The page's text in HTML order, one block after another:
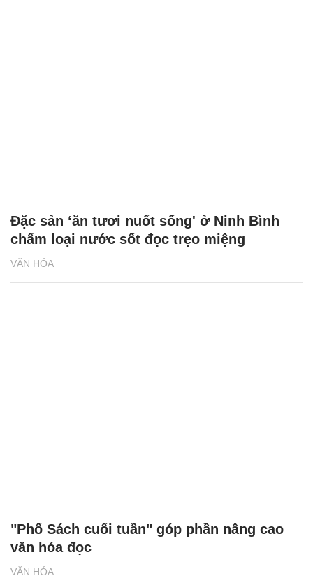
VĂN HÓA
Đặc sản ‘ăn tươi nuốt sống' ở Ninh Bình
chấm loại nước sốt đọc trẹo miệng
VĂN HÓA
"Phố Sách cuối tuần" góp phần nâng cao
văn hóa đọc